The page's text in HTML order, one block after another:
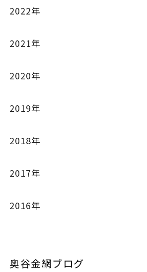
2022年
2021年
2020年
2019年
2018年
2017年
2016年
奥谷金網ブログ